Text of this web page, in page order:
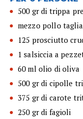
500 gr di trippa
mezzo pollo
125 prosciutto
1 salsiccia a
60 ml olio di oliva
500 gr di cipolle
375 gr di carote
250 gr di fagioli